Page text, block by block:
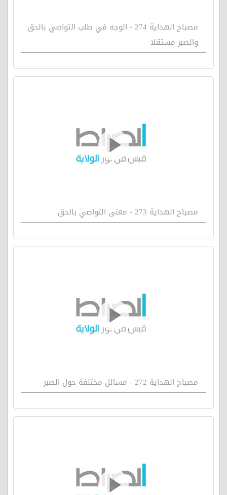
مصباح الهداية 274 - الوجه في طلب التواصي بالحق
والصبر مستقلا
مصباح الهداية 273 - معنى التواصي بالحق
مصباح الهداية 272 - مسائل مختلفة حول الصبر